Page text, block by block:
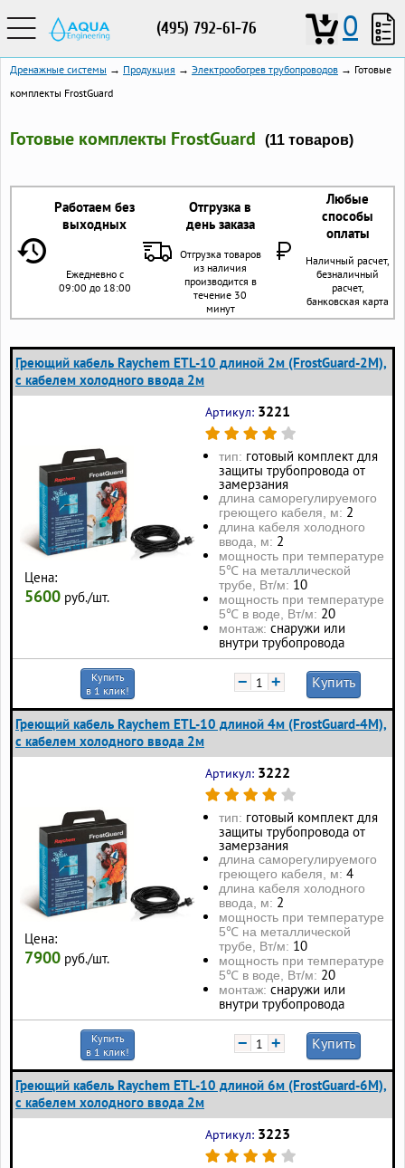
(495) 792-61-76 0
Дренажные системы → Продукция → Электрообогрев трубопроводов → Готовые
комплекты FrostGuard
Готовые комплекты FrostGuard (11 товаров)
Работаем без
выходных
Отгрузка в
день заказа
Любые
способы
оплаты
Ежедневно с
09:00 до 18:00
Отгрузка товаров
из наличия
производится в
течение 30
минут
Наличный расчет,
безналичный
расчет,
банковская карта
Греющий кабель Raychem ETL-10 длиной 2м (FrostGuard-2M),
с кабелем холодного ввода 2м
Цена:
5600 руб./шт.
Артикул: 3221
тип: готовый комплект для
защиты трубопровода от
замерзания
длина саморегулируемого
греющего кабеля, м: 2
длина кабеля холодного
ввода, м: 2
мощность при температуре
5℃ на металлической
трубе, Вт/м: 10
мощность при температуре
5℃ в воде, Вт/м: 20
монтаж: снаружи или
внутри трубопровода
Купить
в 1 клик!
− + Купить
Греющий кабель Raychem ETL-10 длиной 4м (FrostGuard-4M),
с кабелем холодного ввода 2м
Цена:
7900 руб./шт.
Артикул: 3222
тип: готовый комплект для
защиты трубопровода от
замерзания
длина саморегулируемого
греющего кабеля, м: 4
длина кабеля холодного
ввода, м: 2
мощность при температуре
5℃ на металлической
трубе, Вт/м: 10
мощность при температуре
5℃ в воде, Вт/м: 20
монтаж: снаружи или
внутри трубопровода
Купить
в 1 клик!
− + Купить
Греющий кабель Raychem ETL-10 длиной 6м (FrostGuard-6M),
с кабелем холодного ввода 2м
Артикул: 3223